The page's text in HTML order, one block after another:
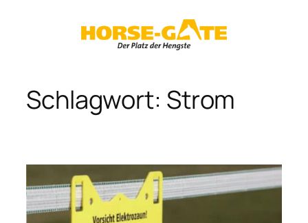
Schlagwort: Strom